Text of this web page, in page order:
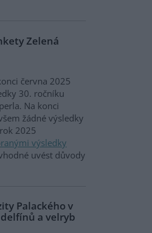
Zelená
června 2025
30. ročníku
Na konci
žádné výsledky
2025
výsledky
uvést důvody
Palackého v
a velryb